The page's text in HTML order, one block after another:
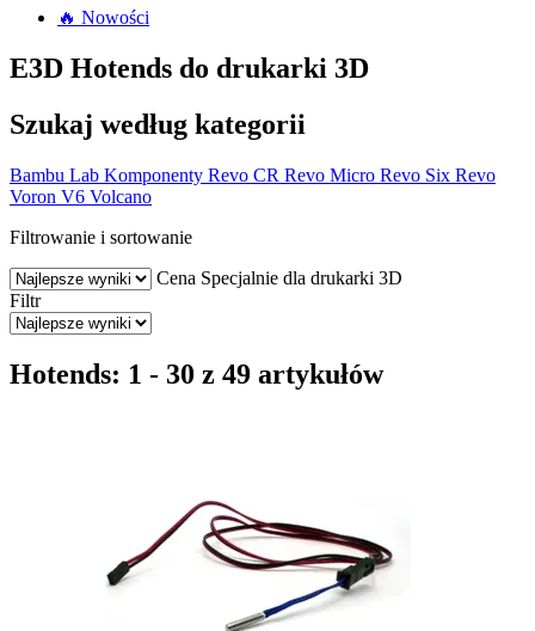
🔥 Nowości
E3D Hotends do drukarki 3D
Szukaj według kategorii
Bambu Lab Komponenty Revo CR Revo Micro Revo Six Revo
Voron V6 Volcano
Filtrowanie i sortowanie
Cena Specjalnie dla drukarki 3D
Filtr
Hotends: 1 - 30 z 49 artykułów